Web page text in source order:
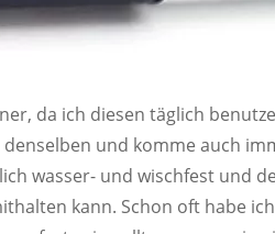
da ich diesen täglich
und komme auch
wasser- und wischfest und
kann. Schon oft habe